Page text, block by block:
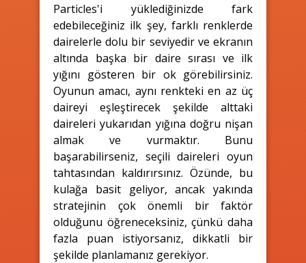
Particles'i yüklediğinizde fark
edebileceğiniz ilk şey, farklı renklerde
dairelerle dolu bir seviyedir ve ekranın
altında başka bir daire sırası ve ilk
yığını gösteren bir ok görebilirsiniz.
Oyunun amacı, aynı renkteki en az üç
daireyi eşleştirecek şekilde alttaki
daireleri yukarıdan yığına doğru nişan
almak ve vurmaktır. Bunu
başarabilirseniz, seçili daireleri oyun
tahtasından kaldırırsınız. Özünde, bu
kulağa basit geliyor, ancak yakında
stratejinin çok önemli bir faktör
olduğunu öğreneceksiniz, çünkü daha
fazla puan istiyorsanız, dikkatli bir
şekilde planlamanız gerekiyor.